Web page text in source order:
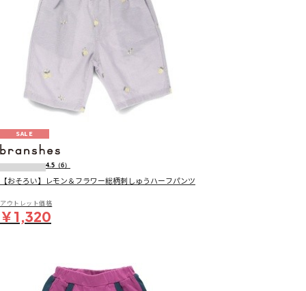
SALE
4.5 （6）
【おそろい】レモン＆フラワー総柄刺しゅうハーフパンツ
アウトレット価格
￥1,320